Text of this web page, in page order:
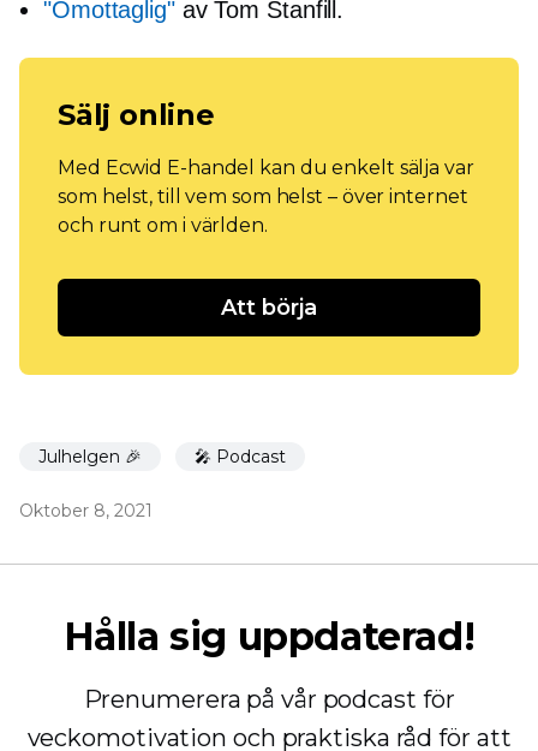
"Omottaglig"av Tom Stanfill.
Sälj online
Med Ecwid E-handel kan du enkelt sälja var
som helst, till vem som helst – över internet
och runt om i världen.
Att börja
Julhelgen 🎉 🎤 Podcast
Oktober 8, 2021
Hålla sig uppdaterad!
Prenumerera på vår podcast för
veckomotivation och praktiska råd för att